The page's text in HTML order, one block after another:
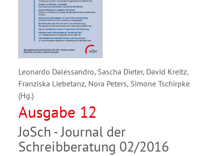
Leonardo Dalessandro, Sascha Dieter, David Kreitz,
Franziska Liebetanz, Nora Peters, Simone Tschirpke
(Hg.)
Ausgabe 12
JoSch - Journal der
Schreibberatung 02/2016